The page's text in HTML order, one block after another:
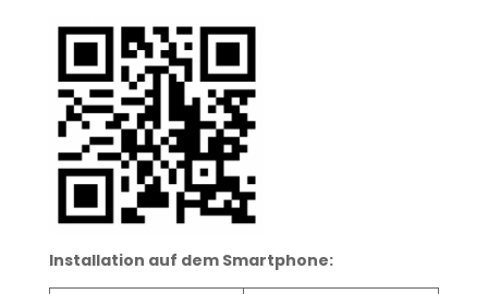
Installation auf dem Smartphone: